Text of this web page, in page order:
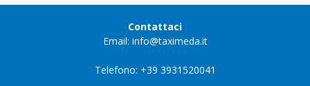
Contattaci
Email: info@taximeda.it
Telefono: +39 3931520041